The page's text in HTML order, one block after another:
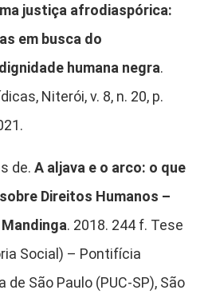
justiça afrodiaspórica:
em busca do
humana negra.
Niterói, v. 8, n. 20, p.
de. A aljava e o arco: o que
Direitos Humanos –
. 2018. 244 f. Tese
Social) – Pontifícia
São Paulo (PUC-SP), São